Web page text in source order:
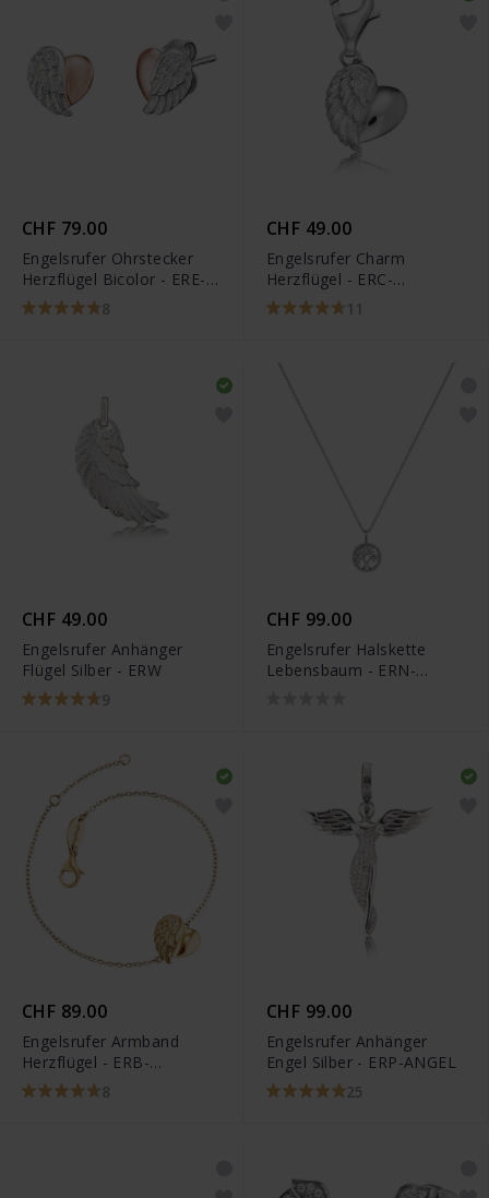
CHF 79.00
Engelsrufer Ohrstecker
Herzflügel Bicolor - ERE-
LILHEARTWINGBI
8
CHF 49.00
Engelsrufer Charm
Herzflügel - ERC-
HEARTWING
11
CHF 49.00
Engelsrufer Anhänger
Flügel Silber - ERW
9
CHF 99.00
Engelsrufer Halskette
Lebensbaum - ERN-
CHF 89.00
Engelsrufer Armband
Herzflügel - ERB-
LILHEARTWING-G
8
CHF 99.00
Engelsrufer Anhänger
Engel Silber - ERP-ANGEL
25